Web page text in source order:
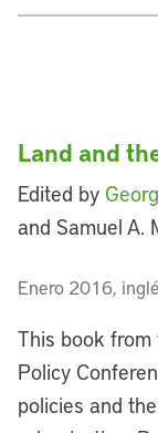
Land and
Edited by
and Samuel A.
Enero 2016,
This book
Policy
policies and